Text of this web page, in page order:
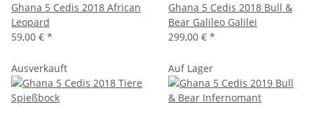
Ghana 5 Cedis 2018 African
Leopard
59,00 € *
Ghana 5 Cedis 2018 Bull &
Bear Galileo Galilei
299,00 € *
Ausverkauft Auf Lager